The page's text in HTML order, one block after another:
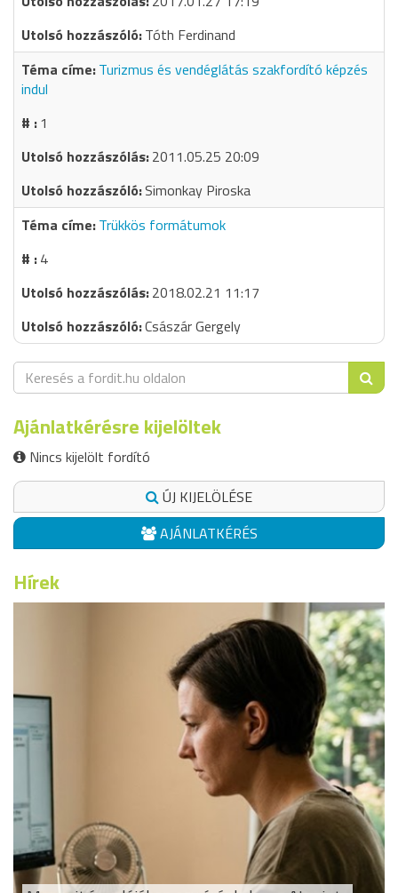
Tóth Ferdinand
Turizmus és vendéglátás szakfordító képzés
indul
1
2011.05.25 20:09
Simonkay Piroska
Trükkös formátumok
4
2018.02.21 11:17
Császár Gergely
Ajánlatkérésre kijelöltek
Nincs kijelölt fordító
ÚJ KIJELÖLÉSE
AJÁNLATKÉRÉS
Hírek